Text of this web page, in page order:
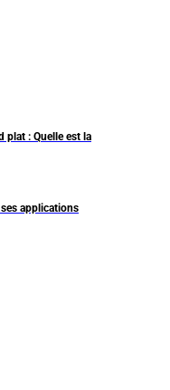
plat : Quelle est la
applications